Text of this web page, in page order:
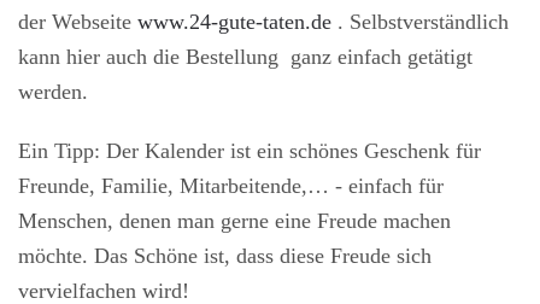
der Webseite www.24-gute-taten.de . Selbstverständlich
kann hier auch die Bestellung ganz einfach getätigt
werden.
Ein Tipp: Der Kalender ist ein schönes Geschenk für
Freunde, Familie, Mitarbeitende,… - einfach für
Menschen, denen man gerne eine Freude machen
möchte. Das Schöne ist, dass diese Freude sich
vervielfachen wird!